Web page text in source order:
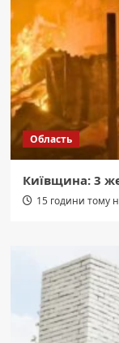
Область
Київщина: 3
15 години тому